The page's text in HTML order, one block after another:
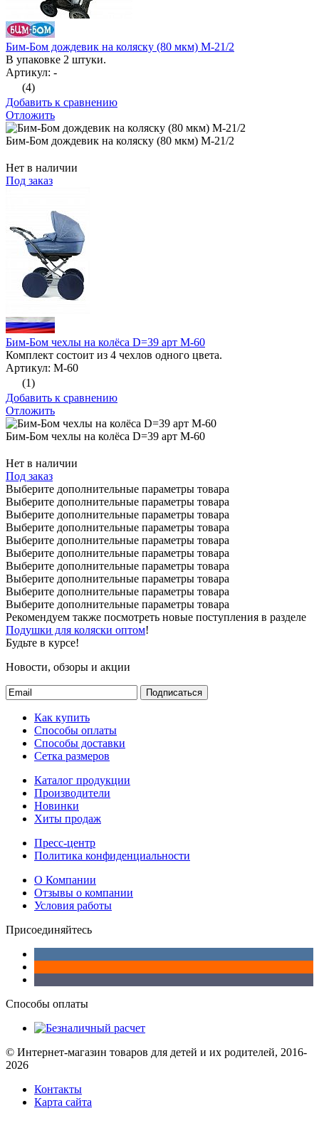
Бим-Бом дождевик на коляску (80 мкм) М-21/2
В упаковке 2 штуки.
Артикул: -
(4)
Добавить к сравнению
Отложить
Бим-Бом дождевик на коляску (80 мкм) М-21/2
Нет в наличии
Под заказ
Бим-Бом чехлы на колёса D=39 арт М-60
Комплект состоит из 4 чехлов одного цвета.
Артикул: М-60
(1)
Добавить к сравнению
Отложить
Бим-Бом чехлы на колёса D=39 арт М-60
Нет в наличии
Под заказ
Выберите дополнительные параметры товара
Выберите дополнительные параметры товара
Выберите дополнительные параметры товара
Выберите дополнительные параметры товара
Выберите дополнительные параметры товара
Выберите дополнительные параметры товара
Выберите дополнительные параметры товара
Выберите дополнительные параметры товара
Выберите дополнительные параметры товара
Выберите дополнительные параметры товара
Рекомендуем также посмотреть новые поступления в разделе
Подушки для коляски оптом!
Будьте в курсе!
Новости, обзоры и акции
Подписаться
Как купить
Способы оплаты
Способы доставки
Сетка размеров
Каталог продукции
Производители
Новинки
Хиты продаж
Пресс-центр
Политика конфиденциальности
О Компании
Отзывы о компании
Условия работы
Присоединяйтесь
Способы оплаты
© Интернет-магазин товаров для детей и их родителей, 2016-
2026
Контакты
Карта сайта